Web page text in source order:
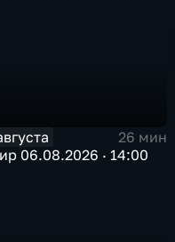
26 мин
06.08.2026 · 14:00